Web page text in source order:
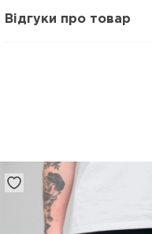
Відгуки про товар